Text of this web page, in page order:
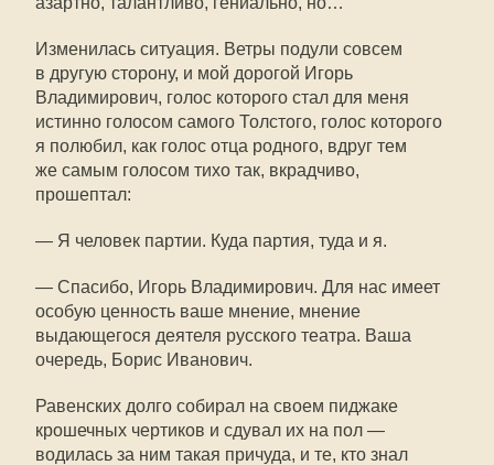
Изменилась ситуация. Ветры подули совсем
в другую сторону, и мой дорогой Игорь
Владимирович, голос которого стал для меня
истинно голосом самого Толстого, голос которого
я полюбил, как голос отца родного, вдруг тем
же самым голосом тихо так, вкрадчиво,
прошептал:
— Я человек партии. Куда партия, туда и я.
— Спасибо, Игорь Владимирович. Для нас имеет
особую ценность ваше мнение, мнение
выдающегося деятеля русского театра. Ваша
очередь, Борис Иванович.
Равенских долго собирал на своем пиджаке
крошечных чертиков и сдувал их на пол —
водилась за ним такая причуда, и те, кто знал